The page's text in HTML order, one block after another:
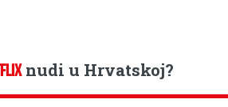
nudi u Hrvatskoj?